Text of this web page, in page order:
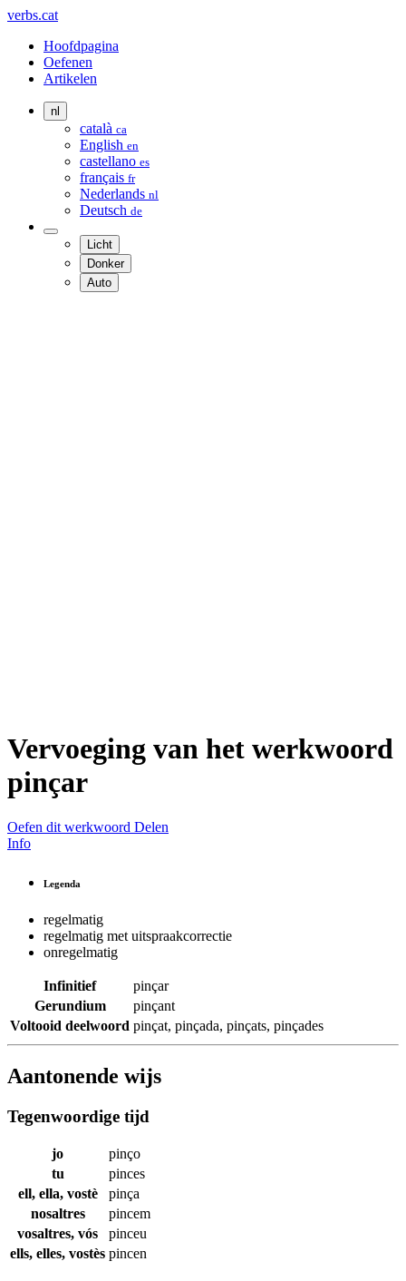
verbs.cat
Hoofdpagina
Oefenen
Artikelen
nl
català ca
English en
castellano es
français fr
Nederlands nl
Deutsch de
Licht
Donker
Auto
Vervoeging van het werkwoord
pinçar
Oefen dit werkwoord Delen
Info
Legenda
regelmatig
regelmatig met uitspraakcorrectie
onregelmatig
Infinitief
pinçar
Gerundium
pinçant
Voltooid deelwoord pinçat, pinçada, pinçats, pinçades
Aantonende wijs
Tegenwoordige tijd
jo
pinço
tu
pinces
ell, ella, vostè
pinça
nosaltres
pincem
vosaltres, vós
pinceu
ells, elles, vostès pincen